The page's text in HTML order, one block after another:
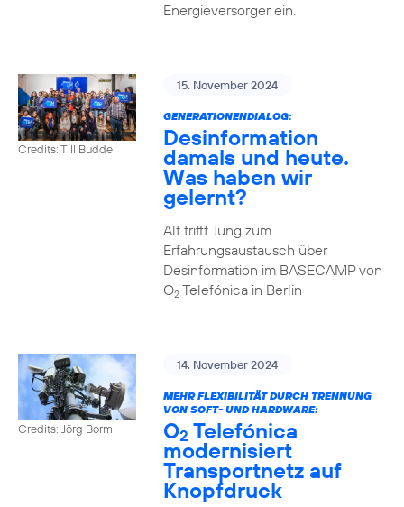
Energieversorger ein.
Credits: Till Budde
15. November 2024
GENERATIONENDIALOG:
Desinformation
damals und heute.
Was haben wir
gelernt?
Alt trifft Jung zum
Erfahrungsaustausch über
Desinformation im BASECAMP von
O2Telefónica in Berlin
Credits: Jörg Borm
14. November 2024
MEHR FLEXIBILITÄT DURCH TRENNUNG
VON SOFT- UND HARDWARE:
O2 Telefónica
modernisiert
Transportnetz auf
Knopfdruck